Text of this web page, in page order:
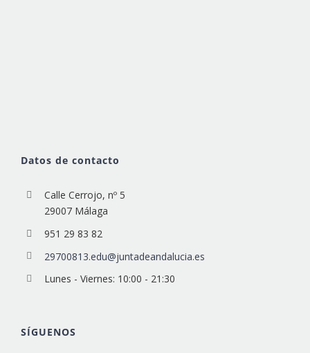
Datos de contacto
Calle Cerrojo, nº 5
29007 Málaga
951 29 83 82
29700813.edu@juntadeandalucia.es
Lunes - Viernes: 10:00 - 21:30
SÍGUENOS